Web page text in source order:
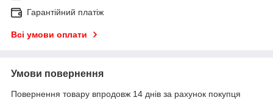
Гарантійний платіж
Всі умови оплати
Умови повернення
Повернення товару впродовж 14 днів за рахунок покупця